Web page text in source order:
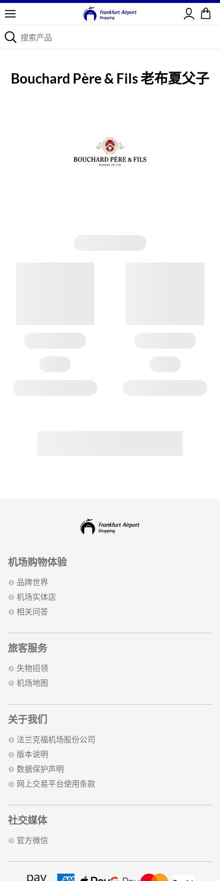
登录
Bouchard Père & Fils 老布夏父子
机场购物体验
品牌世界
机场实体店
相关问答
旅客服务
失物招领
机场地图
关于我们
法兰克福机场股份公司
版本说明
数据保护声明
网上交易平台使用条款
社交媒体
官方微信